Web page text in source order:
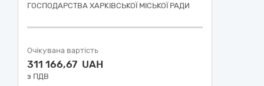
ГОСПОДАРСТВА ХАРКІВСЬКОЇ МІСЬКОЇ РАДИ
Очікувана вартість
311 166,67 UAH
з ПДВ